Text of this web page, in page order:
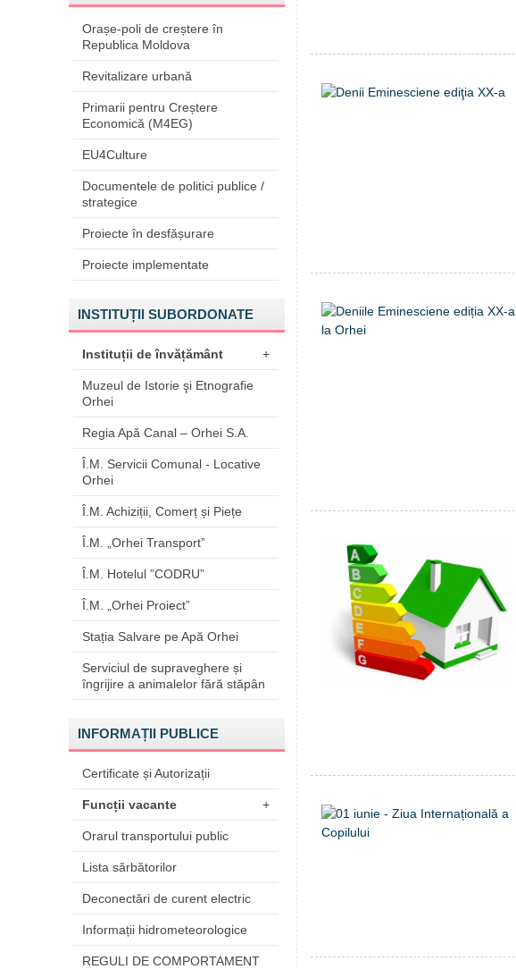
Orașe-poli de creștere în
Republica Moldova
Revitalizare urbană
Primarii pentru Creștere
Economică (M4EG)
EU4Culture
Documentele de politici publice /
strategice
Proiecte în desfășurare
Proiecte implementate
INSTITUȚII SUBORDONATE
Instituții de învățământ +
Muzeul de Istorie şi Etnografie
Orhei
Regia Apă Canal – Orhei S.A.
Î.M. Servicii Comunal - Locative
Orhei
Î.M. Achiziții, Comerț și Piețe
Î.M. „Orhei Transport”
Î.M. Hotelul ”CODRU”
Î.M. „Orhei Proiect”
Stația Salvare pe Apă Orhei
Serviciul de supraveghere și
îngrijire a animalelor fără stăpân
INFORMAȚII PUBLICE
Certificate și Autorizații
Funcții vacante +
Orarul transportului public
Lista sărbătorilor
Deconectări de curent electric
Informații hidrometeorologice
REGULI DE COMPORTAMENT